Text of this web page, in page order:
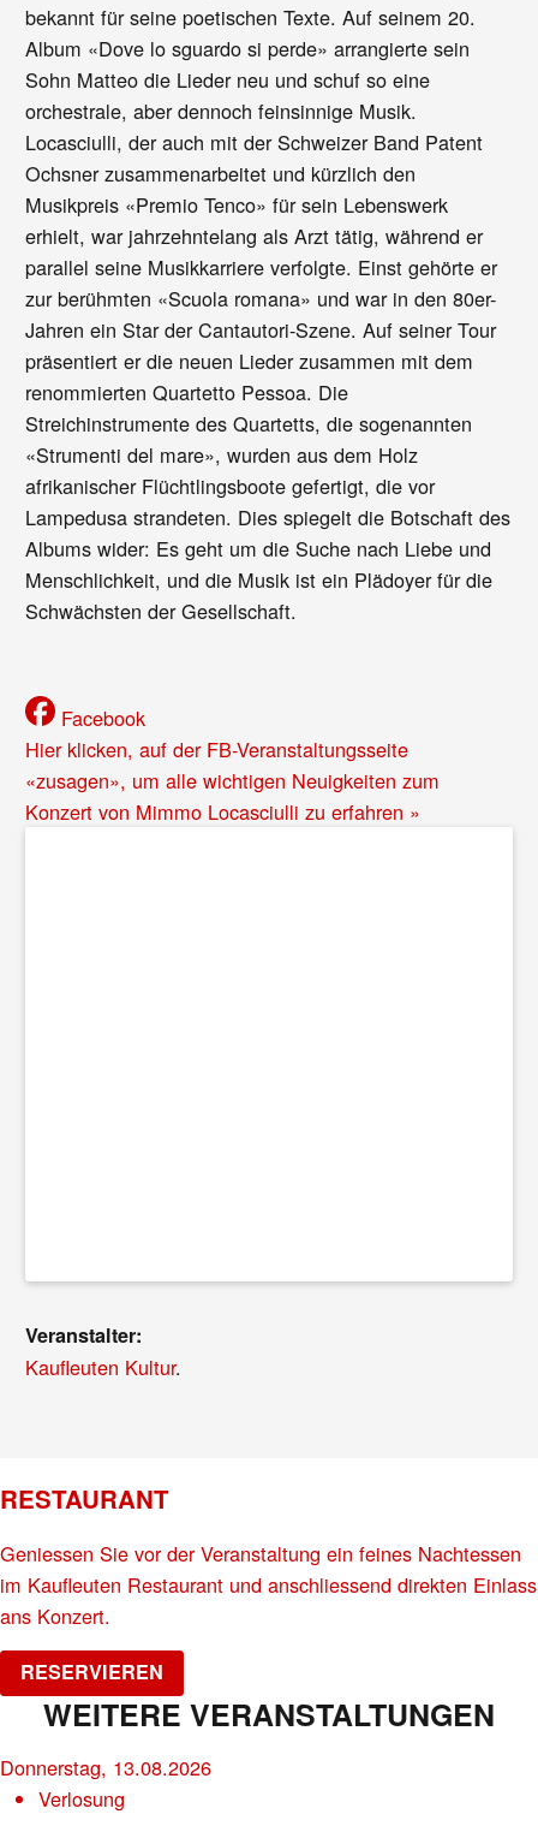
bekannt für seine poetischen Texte. Auf seinem 20.
Album «Dove lo sguardo si perde» arrangierte sein
Sohn Matteo die Lieder neu und schuf so eine
orchestrale, aber dennoch feinsinnige Musik.
Locasciulli, der auch mit der Schweizer Band Patent
Ochsner zusammenarbeitet und kürzlich den
Musikpreis «Premio Tenco» für sein Lebenswerk
erhielt, war jahrzehntelang als Arzt tätig, während er
parallel seine Musikkarriere verfolgte. Einst gehörte er
zur berühmten «Scuola romana» und war in den 80er-
Jahren ein Star der Cantautori-Szene. Auf seiner Tour
präsentiert er die neuen Lieder zusammen mit dem
renommierten Quartetto Pessoa. Die
Streichinstrumente des Quartetts, die sogenannten
«Strumenti del mare», wurden aus dem Holz
afrikanischer Flüchtlingsboote gefertigt, die vor
Lampedusa strandeten. Dies spiegelt die Botschaft des
Albums wider: Es geht um die Suche nach Liebe und
Menschlichkeit, und die Musik ist ein Plädoyer für die
Schwächsten der Gesellschaft.
Facebook
Hier klicken, auf der FB-Veranstaltungsseite
«zusagen», um alle wichtigen Neuigkeiten zum
Konzert von Mimmo Locasciulli zu erfahren »
Veranstalter:
Kaufleuten Kultur.
RESTAURANT
Geniessen Sie vor der Veranstaltung ein feines Nachtessen
im Kaufleuten Restaurant und anschliessend direkten Einlass
ans Konzert.
RESERVIEREN
WEITERE VERANSTALTUNGEN
Donnerstag, 13.08.2026
Verlosung